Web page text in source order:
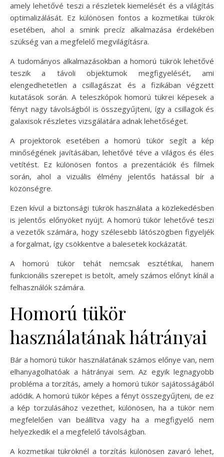
amely lehetővé teszi a részletek kiemelését és a világítás
optimalizálását. Ez különösen fontos a kozmetikai tükrök
esetében, ahol a smink precíz alkalmazása érdekében
szükség van a megfelelő megvilágításra.
A tudományos alkalmazásokban a homorú tükrök lehetővé
teszik a távoli objektumok megfigyelését, ami
elengedhetetlen a csillagászat és a fizikában végzett
kutatások során. A teleszkópok homorú tükrei képesek a
fényt nagy távolságból is összegyűjteni, így a csillagok és
galaxisok részletes vizsgálatára adnak lehetőséget.
A projektorok esetében a homorú tükör segít a kép
minőségének javításában, lehetővé téve a világos és éles
vetítést. Ez különösen fontos a prezentációk és filmek
során, ahol a vizuális élmény jelentős hatással bír a
közönségre.
Ezen kívül a biztonsági tükrök használata a közlekedésben
is jelentős előnyöket nyújt. A homorú tükör lehetővé teszi
a vezetők számára, hogy szélesebb látószögben figyeljék
a forgalmat, így csökkentve a balesetek kockázatát.
A homorú tükör tehát nemcsak esztétikai, hanem
funkcionális szerepet is betölt, amely számos előnyt kínál a
felhasználók számára.
Homorú tükör
használatának hátrányai
Bár a homorú tükör használatának számos előnye van, nem
elhanyagolhatóak a hátrányai sem. Az egyik legnagyobb
probléma a torzítás, amely a homorú tükör sajátosságából
adódik. A homorú tükör képes a fényt összegyűjteni, de ez
a kép torzulásához vezethet, különösen, ha a tükör nem
megfelelően van beállítva vagy ha a megfigyelő nem
helyezkedik el a megfelelő távolságban.
A kozmetikai tükröknél a torzítás különösen zavaró lehet,